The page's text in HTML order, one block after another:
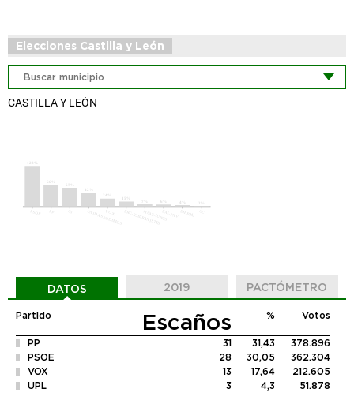
Elecciones Castilla y León
CASTILLA Y LEÓN
DATOS 2019 PACTÓMETRO
Partido Escaños % Votos
PP 31 31,43
378.896
PSOE
28 30,05
362.304
VOX
13 17,64
212.605
UPL
3 4,3
51.878